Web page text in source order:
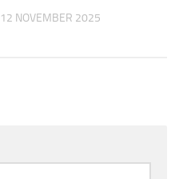
12 NOVEMBER 2025